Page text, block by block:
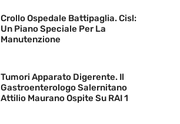
Crollo Ospedale Battipaglia. Cisl:
Un Piano Speciale Per La
Manutenzione
Tumori Apparato Digerente. Il
Gastroenterologo Salernitano
Attilio Maurano Ospite Su RAI 1